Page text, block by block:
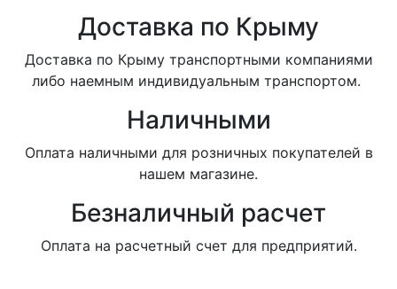
Доставка по Крыму
Доставка по Крыму транспортными компаниями
либо наемным индивидуальным транспортом.
Наличными
Оплата наличными для розничных покупателей в
нашем магазине.
Безналичный расчет
Оплата на расчетный счет для предприятий.